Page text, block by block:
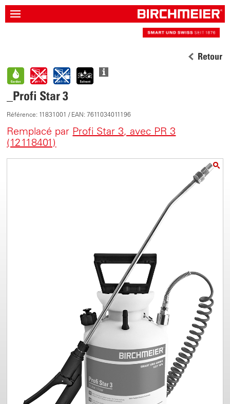
Retour
_Profi Star 3
Référence: 11831001 / EAN: 7611034011196
Remplacé par Profi Star 3, avec PR 3
(12118401)